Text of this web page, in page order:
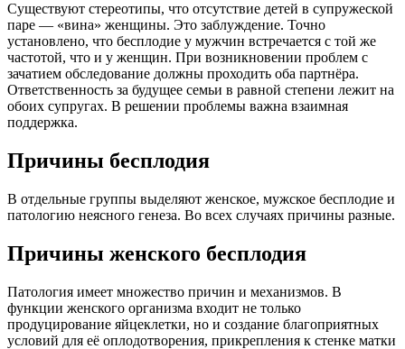
Существуют стереотипы, что отсутствие детей в супружеской
паре — «вина» женщины. Это заблуждение. Точно
установлено, что бесплодие у мужчин встречается с той же
частотой, что и у женщин. При возникновении проблем с
зачатием обследование должны проходить оба партнёра.
Ответственность за будущее семьи в равной степени лежит на
обоих супругах. В решении проблемы важна взаимная
поддержка.
Причины бесплодия
В отдельные группы выделяют женское, мужское бесплодие и
патологию неясного генеза. Во всех случаях причины разные.
Причины женского бесплодия
Патология имеет множество причин и механизмов. В
функции женского организма входит не только
продуцирование яйцеклетки, но и создание благоприятных
условий для её оплодотворения, прикрепления к стенке матки